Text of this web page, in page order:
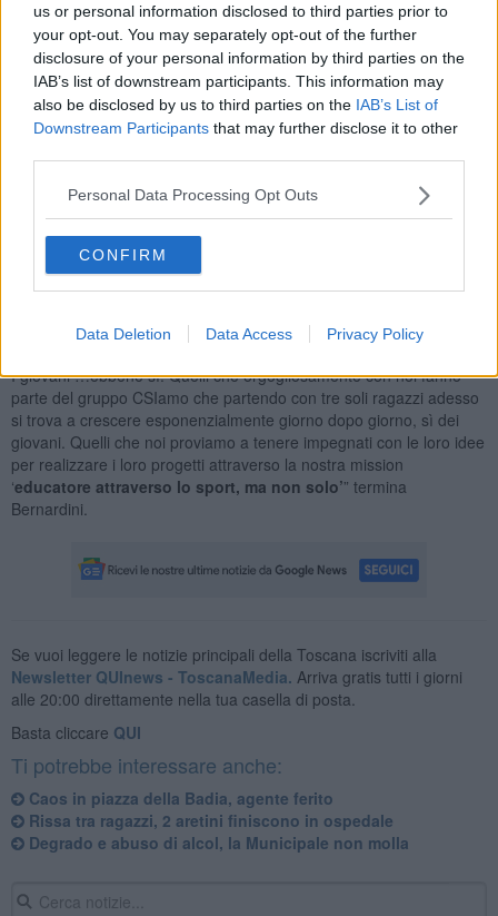
us or personal information disclosed to third parties prior to
your opt-out. You may separately opt-out of the further
disclosure of your personal information by third parties on the
IAB’s list of downstream participants. This information may
also be disclosed by us to third parties on the IAB’s List of
Downstream Participants that may further disclose it to other
Personal Data Processing Opt Outs
CONFIRM
Data Deletion Data Access Privacy Policy
I giovani per noi? Ebbene sì hanno un valore aggiunto.
Crediamo che la nostra associazione predisponga i giusti strumenti
ai ragazzi per valorizzarli e renderli partecipi in prima persona delle
loro azioni. Azioni organizzate e sviluppate in team mixando
esperienze ne possiamo ricordare tra le tante, tre
chiusura, la sanificazione per seggi elettorale e il corso di
formazione con circa 120 ragazzi.Ecco sì la formazione, quella da
noi sviluppata tutto l’anno, il loro impegno nei nostri eventi sportivi,
che molte volte manca ai più giovani.
I giovani …ebbene sì. Quelli che orgogliosamente con noi fanno
parte del gruppo CSIamo che partendo con tre soli ragazzi adesso
si trova a crescere esponenzialmente giorno dopo giorno, sì dei
giovani. Quelli che noi proviamo a tenere impegnati con le loro idee
per realizzare i loro progetti attraverso la nostra mission
‘educatore attraverso lo sport, ma non solo’” termina
Bernardini.
Se vuoi leggere le notizie principali della Toscana iscriviti alla
Newsletter QUInews - ToscanaMedia. Arriva gratis tutti i giorni
alle 20:00 direttamente nella tua casella di posta.
Basta cliccare QUI
Ti potrebbe interessare anche:
Caos in piazza della Badia, agente ferito
Rissa tra ragazzi, 2 aretini finiscono in ospedale
Degrado e abuso di alcol, la Municipale non molla